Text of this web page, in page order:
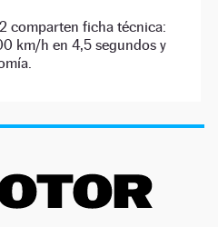
comparten ficha técnica:
km/h en 4,5 segundos y